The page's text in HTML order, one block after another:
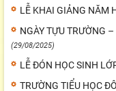
LỄ KHAI GIẢNG NĂM
NGÀY TỰU TRƯỜNG
(29/08/2025)
LỄ ĐÓN HỌC SINH
TRƯỜNG TIỂU HỌC